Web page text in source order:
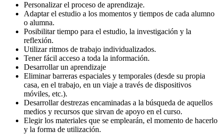
Personalizar el proceso de aprendizaje.
Adaptar el estudio a los momentos y tiempos de cada alumno
o alumna.
Posibilitar tiempo para el estudio, la investigación y la
reflexión.
Utilizar ritmos de trabajo individualizados.
Tener fácil acceso a toda la información.
Desarrollar un aprendizaje
Eliminar barreras espaciales y temporales (desde su propia
casa, en el trabajo, en un viaje a través de dispositivos
móviles, etc.).
Desarrollar destrezas encaminadas a la búsqueda de aquellos
medios y recursos que sirvan de apoyo en el curso.
Elegir los materiales que se emplearán, el momento de hacerlo
y la forma de utilización.